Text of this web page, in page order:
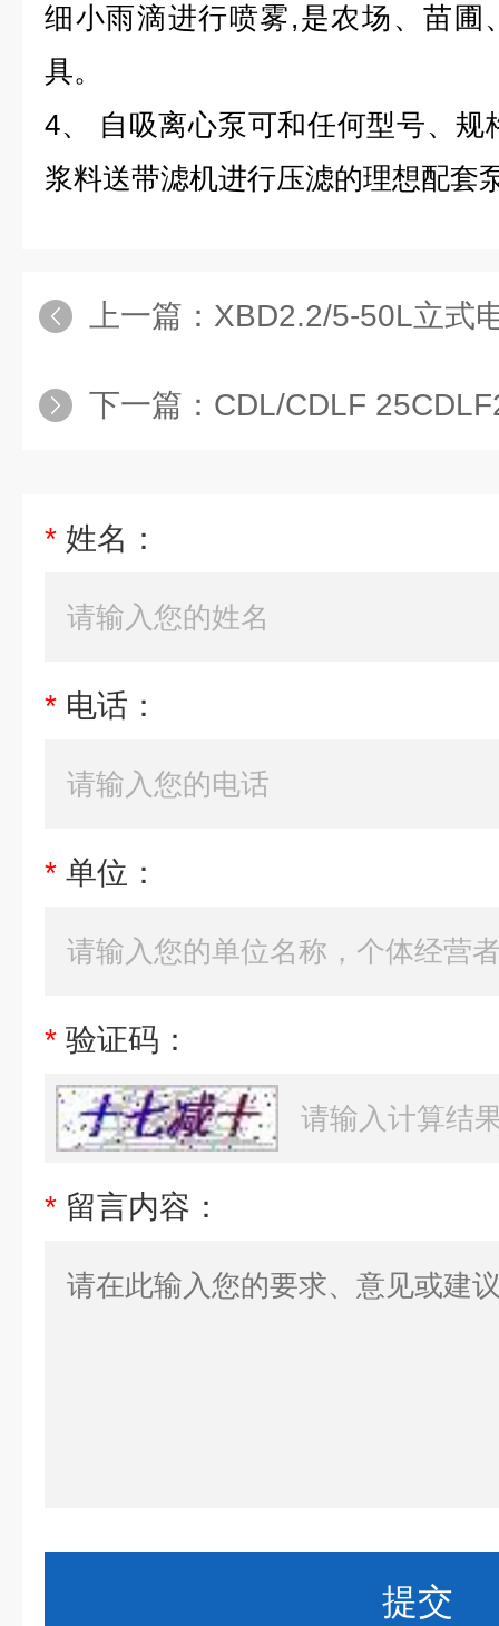
细小雨滴进行喷雾,是农场、苗圃
具。
4、 自吸离心泵可和任何型号、规
浆料送带滤机进行压滤的理想配套
上一篇： XBD2.2/5-50L立式
下一篇： CDL/CDLF 25CDLF2-
* 姓名：
* 电话：
* 单位：
* 验证码：
* 留言内容：